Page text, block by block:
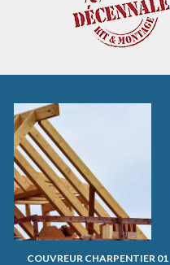
COUVREUR CHARPENTIER 01